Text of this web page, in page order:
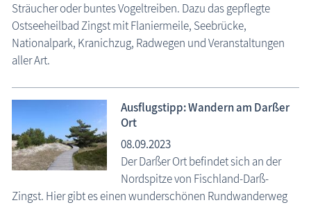
Sträucher oder buntes Vogeltreiben. Dazu das gepflegte
Ostseeheilbad Zingst mit Flaniermeile, Seebrücke,
Nationalpark, Kranichzug, Radwegen und Veranstaltungen
aller Art.
Ausflugstipp: Wandern am Darßer
Ort
08.09.2023
Der Darßer Ort befindet sich an der
Nordspitze von Fischland-Darß-
Zingst. Hier gibt es einen wunderschönen Rundwanderweg